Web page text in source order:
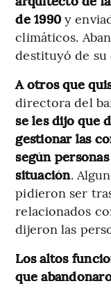
de 1990 y
climáticos.
destituyó de su
A otros que
directora del
se les dijo que
gestionar las
según
situación.
pidieron ser
relacionados
dijeron las
Los altos
que